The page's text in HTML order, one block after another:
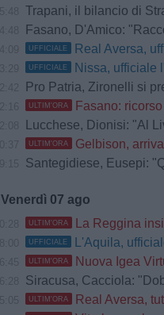
Trapani, il bilancio di
Fasano, D'Amico:
UFFICIALE Real Aversa,
UFFICIALE Nissa, ufficiale
Pro Patria, Zironelli si presenta:
ULTIM'ORA Fasano:
Lucchese, Dionisi: "Al
ULTIM'ORA Gelbison,
Santegidiese, Eusepi: "Qui
Venerdì 07 ago
ULTIM'ORA La Reggina insiste
UFFICIALE L'Aquila,
ULTIM'ORA Nuova Igea
Siracusa, Cacciola: "Dobbiamo guardare
ULTIM'ORA Real Aversa,